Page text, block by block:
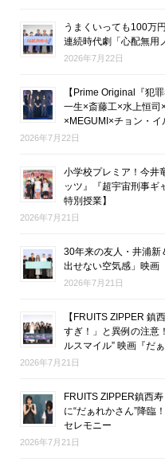
うまくいっても100万
連続時代劇「心配無用
2026年7月22日
【Prime Original『犯
一生×斎藤工×水上恒司
×MEGUMI×チョン・イ
2026年7月22日
小学校プレミア！今井
ッツ』『超宇宙刑事ギ
特別授業】
2026年7月21日
30年来の友人・井浦新
出せない空気感」映画
2026年7月21日
【FRUITS ZIPPER 鎮
すぎ！」と異例の注意
ルスマイル” 映画『だ
2026年7月21日
FRUITS ZIPPER鎮西
に“だぁれかさん”降臨
セレモニー
2026年7月21日